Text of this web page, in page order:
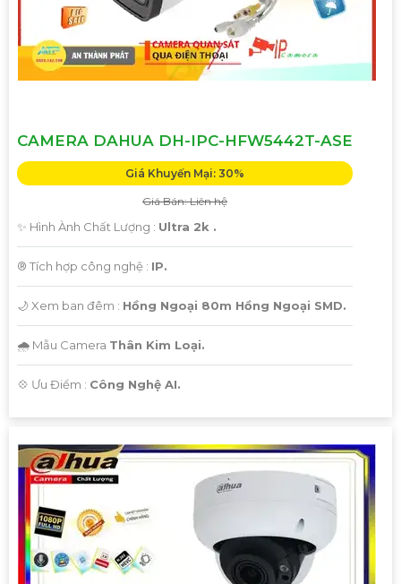
CAMERA DAHUA DH-IPC-HFW5442T-ASE
Giá Khuyến Mại: 30%
Giá Bán: Liên hệ
✨ Hình Ành Chất Lượng : Ultra 2k .
®️ Tích hợp công nghệ : IP.
🌙 Xem ban đêm : Hồng Ngoại 80m Hồng Ngoại SMD.
🌧️ Mẫu Camera Thân Kim Loại.
️💠 Ưu Điểm : Công Nghệ AI.